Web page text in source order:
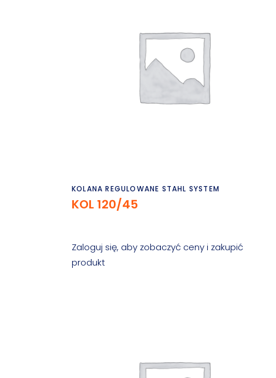
Czytaj dalej
KOLANA REGULOWANE STAHL SYSTEM
KOL 120/45
Zaloguj się, aby zobaczyć ceny i zakupić
produkt